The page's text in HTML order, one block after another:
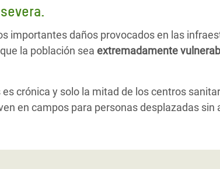
importantes daños provocados en las
la población sea extremadamente
crónica y solo la mitad de los centros
en campos para personas desplazadas sin